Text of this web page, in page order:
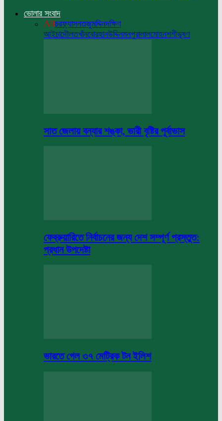
ভোলার সংবাদ
Allচরফ্যাসনতজুমদ্দিনদক্ষিণ
আইচাদৌলতখাঁনবোরহানউদ্দিনমনপুরালালমোহনশশীভূষণ
সাত জেলায় বন্যার শঙ্কা, ভারী বৃষ্টির পূর্বাভাস
ফেব্রুয়ারিতে নির্বাচনের জন্য দেশ সম্পূর্ণ প্রস্তুত:
প্রধান উপদেষ্টা
ভারতে গেল ৩৭ মেট্রিক টন ইলিশ